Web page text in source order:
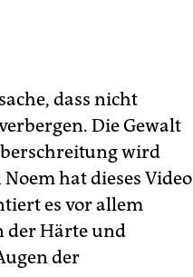
dass nicht
Die Gewalt
wird
hat dieses Video
es vor allem
der Härte und
der